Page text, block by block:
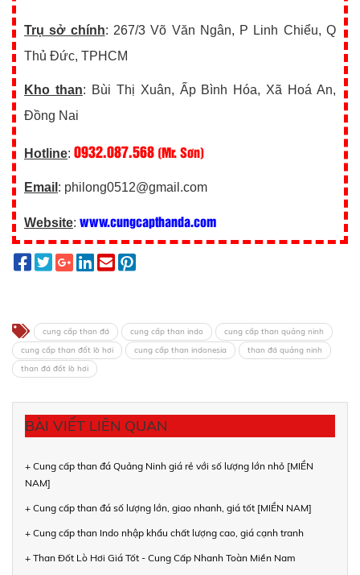
Trụ sở chính: 267/3 Võ Văn Ngân, P Linh Chiểu, Q
Thủ Đức, TPHCM
Kho than: Bùi Thị Xuân, Ấp Bình Hóa, Xã Hoá An,
Đồng Nai
Hotline: 0932.087.568 (Mr. Sơn)
Email : philong0512@gmail.com
Website: www.cungcapthanda.com
cung cấp than đá cung cấp than indo
cung cấp than quảng ninh
cung cấp than đốt lò hơi
cung cấp than indonesia
than đá quảng ninh
than đá đốt lò hơi
BÀI VIẾT LIÊN QUAN
+ Cung cấp than đá Quảng Ninh giá rẻ với số lượng lớn nhỏ [MIỀN
NAM]
+ Cung cấp than đá số lượng lớn, giao nhanh, giá tốt [MIỀN NAM]
+ Cung cấp than Indo nhập khẩu chất lượng cao, giá cạnh tranh
+ Than Đốt Lò Hơi Giá Tốt - Cung Cấp Nhanh Toàn Miền Nam